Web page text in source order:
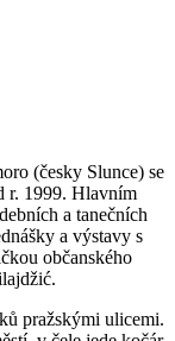
(česky Slunce) se
r. 1999. Hlavním
a tanečních
a výstavy s
občanského
pražskými ulicemi.